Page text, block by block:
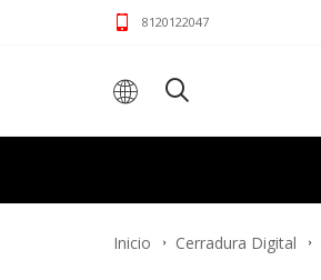
8120122047
Inicio Cerradura Digital